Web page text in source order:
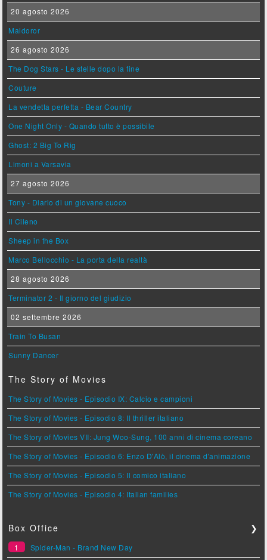
20 agosto 2026
Maldoror
26 agosto 2026
The Dog Stars - Le stelle dopo la fine
Couture
La vendetta perfetta - Bear Country
One Night Only - Quando tutto è possibile
Ghost: 2 Big To Rig
Limoni a Varsavia
27 agosto 2026
Tony - Diario di un giovane cuoco
Il Cileno
Sheep in the Box
Marco Bellocchio - La porta della realtà
28 agosto 2026
Terminator 2 - Il giorno del giudizio
02 settembre 2026
Train To Busan
Sunny Dancer
The Story of Movies
The Story of Movies - Episodio IX: Calcio e campioni
The Story of Movies - Episodio 8: Il thriller italiano
The Story of Movies VII: Jung Woo-Sung, 100 anni di cinema coreano
The Story of Movies - Episodio 6: Enzo D'Alò, il cinema d'animazione
The Story of Movies - Episodio 5: Il comico italiano
The Story of Movies - Episodio 4: Italian families
Box Office ❯
1
Spider-Man - Brand New Day